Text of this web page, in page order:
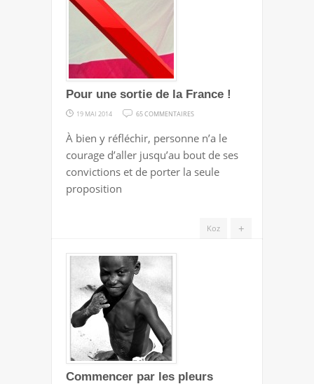
Pour une sortie de la France !
19 MAI 2014 65 COMMENTAIRES
UNE
SORTIE
DE
À bien y réfléchir, personne n’a le
courage d’aller jusqu’au bout de ses
convictions et de porter la seule
proposition
+
Koz
Commencer par les pleurs